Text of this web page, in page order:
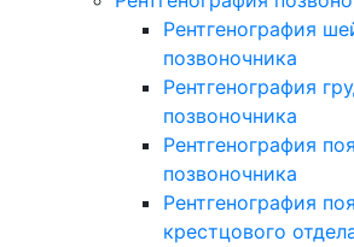
Рентгенография
позвоночника
Рентгенография
позвоночника
Рентгенография
позвоночника
Рентгенография
крестцового